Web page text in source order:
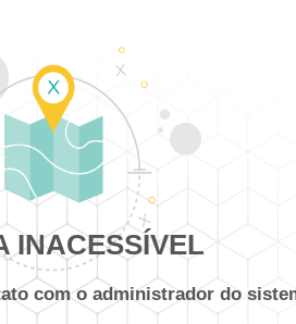
INACESSÍVEL
com o administrador do